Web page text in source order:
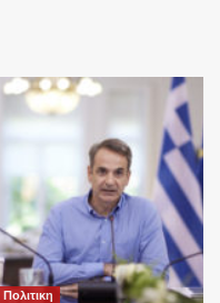
Πολιτικη